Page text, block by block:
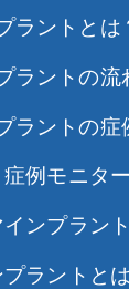
ラントとは
ラントの流
ラントの症
例モニタ
ンプラン
ラントと